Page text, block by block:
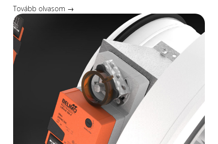
Tovább olvasom →